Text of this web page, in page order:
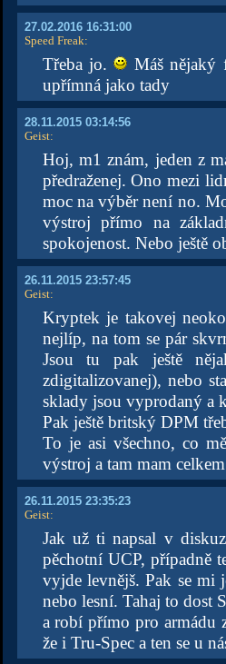
27.02.2016 16:31:00
Speed Freak:
Třeba jo.
Máš nějaký
upřímná jako tady
28.11.2015 03:14:56
Geist:
Hoj, m1 znám, jeden z
předraženej. Ono mezi
moc na výběr není no.
výstroj přímo na
spokojenost. Nebo ještě
26.11.2015 23:57:45
Geist:
Kryptek je takovej
nejlíp, na tom se pár
Jsou tu pak ještě
zdigitalizovanej), nebo
sklady jsou vyprodaný a
Pak ještě britský DPM
To je asi všechno, co
výstroj a tam mam
26.11.2015 23:35:23
Geist:
Jak už ti napsal v
pěchotní UCP, případně
vyjde levnějš. Pak se mi
nebo lesní. Tahaj to dost
a robí přímo pro armádu
že i Tru-Spec a ten se u